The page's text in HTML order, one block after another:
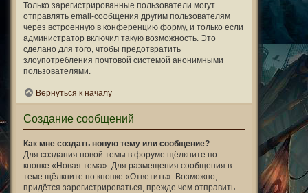
Только зарегистрированные пользователи могут
отправлять email-сообщения другим пользователям
через встроенную в конференцию форму, и только если
администратор включил такую возможность. Это
сделано для того, чтобы предотвратить
злоупотребления почтовой системой анонимными
пользователями.
Вернуться к началу
Создание сообщений
Как мне создать новую тему или сообщение?
Для создания новой темы в форуме щёлкните по
кнопке «Новая тема». Для размещения сообщения в
теме щёлкните по кнопке «Ответить». Возможно,
придётся зарегистрироваться, прежде чем отправить